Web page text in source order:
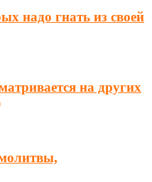
надо гнать из своей
на других